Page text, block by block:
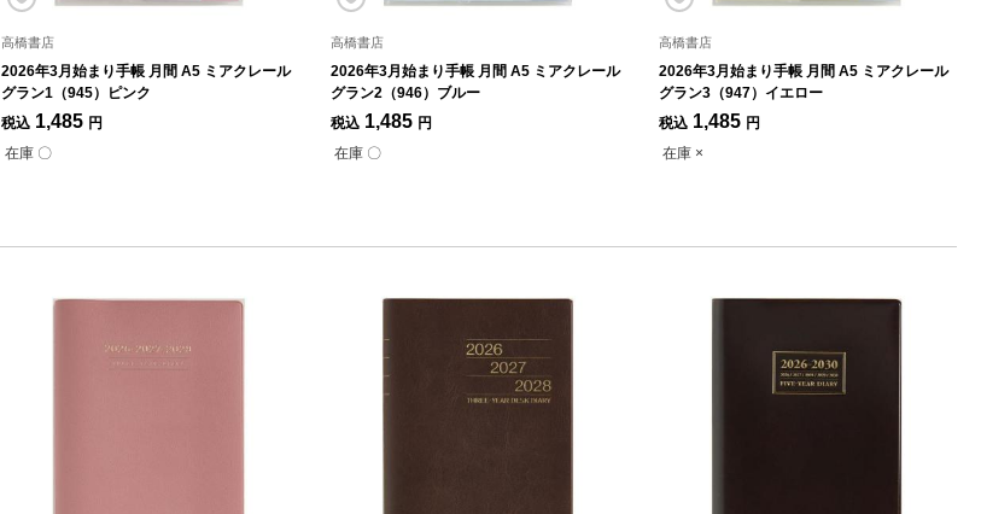
高橋書店
2026年3月始まり手帳 月間 A5 ミアクレール
グラン1（945）ピンク
税込 1,485 円
在庫 〇
高橋書店
2026年3月始まり手帳 月間 A5 ミアクレール
グラン2（946）ブルー
税込 1,485 円
在庫 〇
高橋書店
2026年3月始まり手帳 月間 A5 ミアクレール
グラン3（947）イエロー
税込 1,485 円
在庫 ×